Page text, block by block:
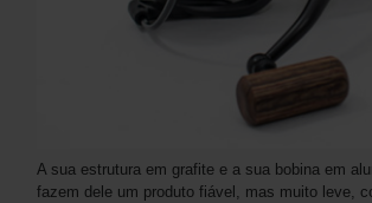
A sua estrutura em grafite e a sua bobina em
fazem dele um produto fiável, mas muito leve,